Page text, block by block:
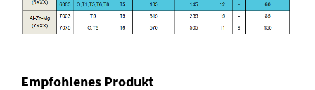
Empfohlenes Produkt